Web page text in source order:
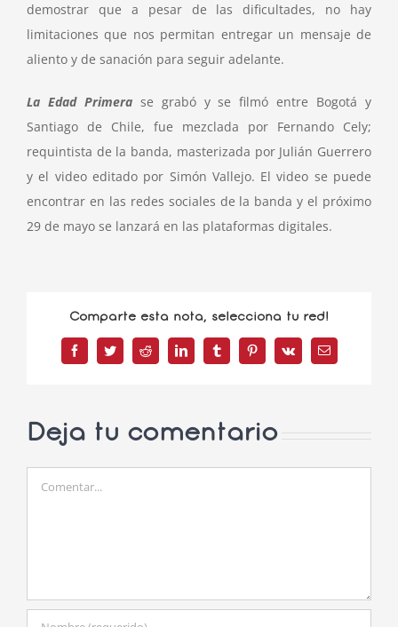
demostrar que a pesar de las dificultades, no hay
limitaciones que nos permitan entregar un mensaje de
aliento y de sanación para seguir adelante.
La Edad Primerase grabó y se filmó entre Bogotá y
Santiago de Chile, fue mezclada por Fernando Cely;
requintista de la banda, masterizada por Julián Guerrero
y el video editado por Simón Vallejo. El video se puede
encontrar en las redes sociales de la banda y el próximo
29 de mayo se lanzará en las plataformas digitales.
Comparte esta nota, selecciona tu red!
FacebookTwitterReddit LinkedInTumblrPinterest
Vk
Correo
electrónico
Deja tu comentario